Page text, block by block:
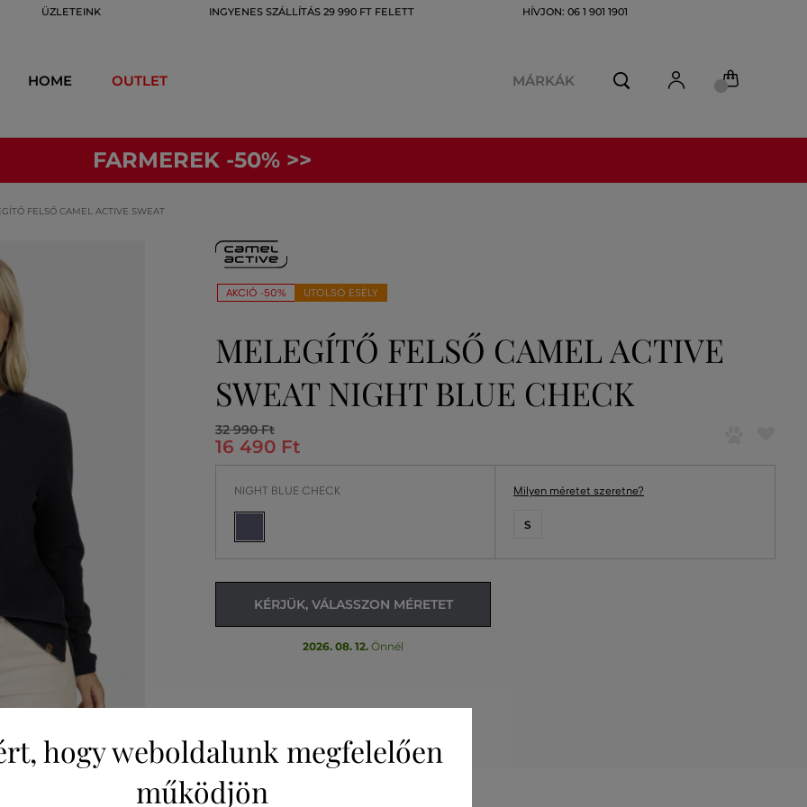
ÜZLETEINK INGYENES SZÁLLÍTÁS 29 990 FT FELETT HÍVJON: 06 1 901 1901
HOME OUTLET MÁRKÁK
FARMEREK -50% >>
FELSŐ CAMEL ACTIVE SWEAT
AKCIÓ -50% UTOLSÓ ESÉLY
MELEGÍTŐ FELSŐ CAMEL ACTIVE
SWEAT NIGHT BLUE CHECK
32 990 Ft
16 490 Ft
NIGHT BLUE CHECK Milyen méretet szeretne?
S
KÉRJÜK, VÁLASSZON MÉRETET
2026. 08. 12. Önnél
hogy weboldalunk megfelelően
működjön